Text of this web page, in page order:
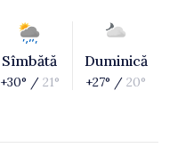
Sîmbătă
+30° / 21°
Duminică
+27° / 20°